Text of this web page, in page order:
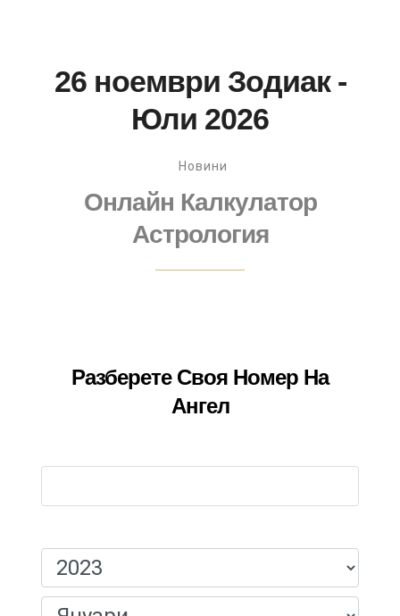
26 ноември Зодиак -
Юли 2026
Новини
Онлайн Калкулатор
Астрология
Разберете Своя Номер На
Ангел